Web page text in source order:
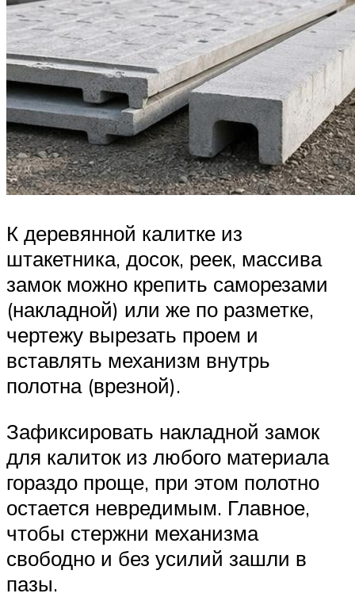
К деревянной калитке из
штакетника, досок, реек, массива
замок можно крепить саморезами
(накладной) или же по разметке,
чертежу вырезать проем и
вставлять механизм внутрь
полотна (врезной).
Зафиксировать накладной замок
для калиток из любого материала
гораздо проще, при этом полотно
остается невредимым. Главное,
чтобы стержни механизма
свободно и без усилий зашли в
пазы.